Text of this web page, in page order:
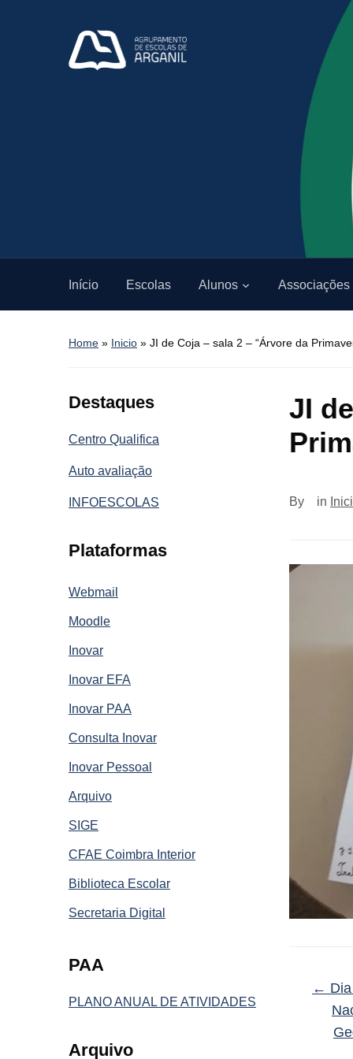
Início Escolas Alunos Associações
Home » Inicio » JI de Coja – sala 2 – “Árvore da
Destaques
Centro Qualifica
Auto avaliação
INFOESCOLAS
Plataformas
Webmail
Moodle
Inovar
Inovar EFA
Inovar PAA
Consulta Inovar
Inovar Pessoal
Arquivo
SIGE
CFAE Coimbra Interior
Biblioteca Escolar
Secretaria Digital
PAA
PLANO ANUAL DE ATIVIDADES
Arquivo
JI
By in
←